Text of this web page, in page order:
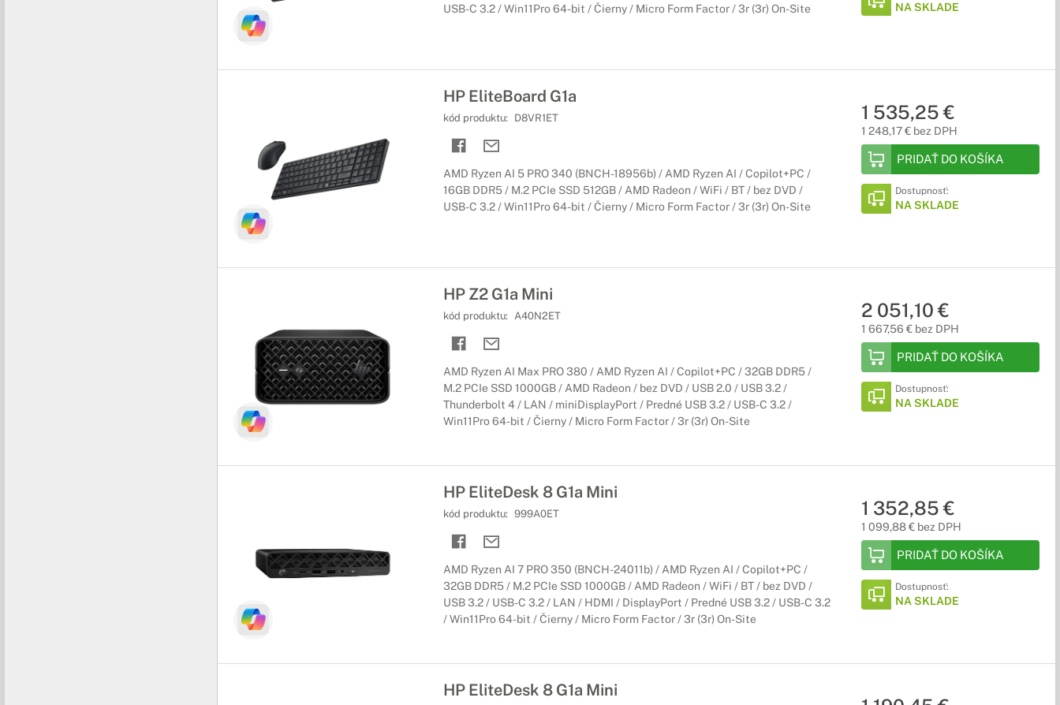
USB-C 3.2 / Win11Pro 64-bit / Čierny / Micro Form Factor / 3r (3r) On-Site
NA SKLADE
HP EliteBoard G1a
kód produktu: D8VR1ET
AMD Ryzen AI 5 PRO 340 (BNCH-18956b) / AMD Ryzen AI / Copilot+PC /
16GB DDR5 / M.2 PCIe SSD 512GB / AMD Radeon / WiFi / BT / bez DVD /
USB-C 3.2 / Win11Pro 64-bit / Čierny / Micro Form Factor / 3r (3r) On-Site
1 535,25 €
1 248,17 € bez DPH
PRIDAŤ DO KOŠÍKA
Dostupnosť:
NA SKLADE
HP Z2 G1a Mini
kód produktu: A40N2ET
AMD Ryzen AI Max PRO 380 / AMD Ryzen AI / Copilot+PC / 32GB DDR5 /
M.2 PCIe SSD 1000GB / AMD Radeon / bez DVD / USB 2.0 / USB 3.2 /
Thunderbolt 4 / LAN / miniDisplayPort / Predné USB 3.2 / USB-C 3.2 /
Win11Pro 64-bit / Čierny / Micro Form Factor / 3r (3r) On-Site
2 051,10 €
1 667,56 € bez DPH
PRIDAŤ DO KOŠÍKA
Dostupnosť:
NA SKLADE
HP EliteDesk 8 G1a Mini
kód produktu: 999A0ET
AMD Ryzen AI 7 PRO 350 (BNCH-24011b) / AMD Ryzen AI / Copilot+PC /
32GB DDR5 / M.2 PCIe SSD 1000GB / AMD Radeon / WiFi / BT / bez DVD /
USB 3.2 / USB-C 3.2 / LAN / HDMI / DisplayPort / Predné USB 3.2 / USB-C 3.2
/ Win11Pro 64-bit / Čierny / Micro Form Factor / 3r (3r) On-Site
1 352,85 €
1 099,88 € bez DPH
PRIDAŤ DO KOŠÍKA
Dostupnosť:
NA SKLADE
HP EliteDesk 8 G1a Mini